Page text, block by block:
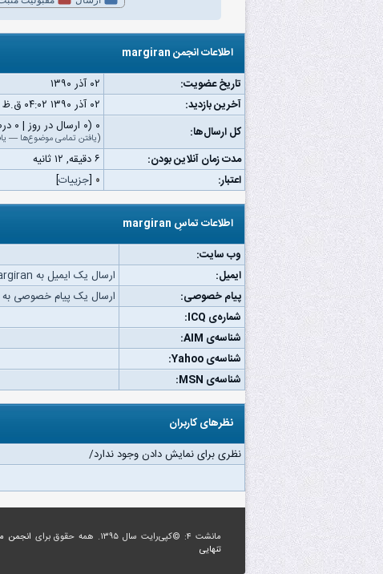
اطلاعات انجمن margiran
تاریخ عضویت:
۰۲ آذر ۱۳۹۰
آخرین بازدید:
۰۲ آذر ۱۳۹۰ ۰۴:۰۲ ق.ظ
کل ارسال‌ها:
۰ (۰ ارسال در روز | ۰ درصد از کل ارسال‌ها)
(یافتن تمامی موضوع‌ها —
مدت زمان آنلاین بودن:
۶ دقیقه, ۱۲ ثانیه
اعتبار:
۰ [جزییات]
اطلاعات تماسِ margiran
وب‌ سایت:
ایمیل:
ارسال یک ایمیل به margiran.
پیام خصوصی:
ارسال یک پیام خصوصی به margiran.
شماره‌ی ICQ:
شناسه‌ی AIM:
شناسه‌ی Yahoo:
شناسه‌ی MSN:
نظرهای کاربران
نظری برای نمایش دادن وجود ندارد/
مانشت ۴: ©کپی‌رایت سال ۱۳۹۵. همه حقوق برای انجمن
تنهایی